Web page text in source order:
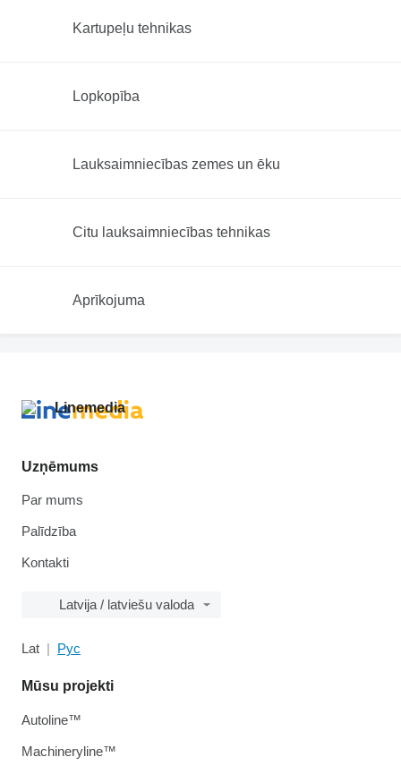
Kartupeļu tehnikas
Lopkopība
Lauksaimniecības zemes un ēku
Citu lauksaimniecības tehnikas
Aprīkojuma
Uzņēmums
Par mums
Palīdzība
Kontakti
Latvija / latviešu valoda
Lat Рус
Mūsu projekti
Autoline™
Machineryline™